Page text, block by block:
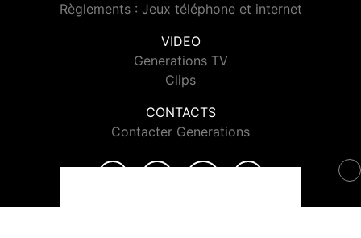
Règlements : Jeux téléphone et internet
VIDEO
Generations TV
Clips
CONTACTS
Contacter Generations